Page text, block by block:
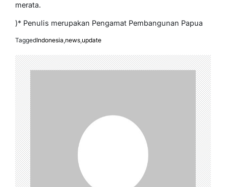
merata.
)* Penulis merupakan Pengamat Pembangunan Papua
TaggedIndonesia,news,update